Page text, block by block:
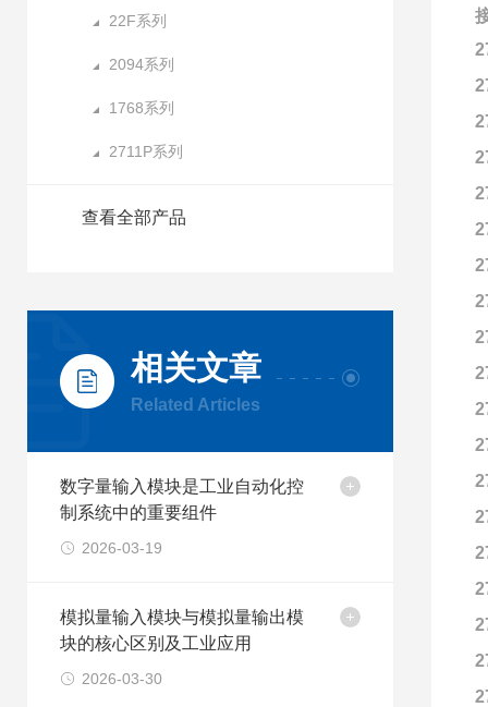
22F系列
2094系列
1768系列
2711P系列
查看全部产品
相关文章
Related Articles
数字量输入模块是工业自动化控
制系统中的重要组件
2026-03-19
模拟量输入模块与模拟量输出模
块的核心区别及工业应用
2026-03-30